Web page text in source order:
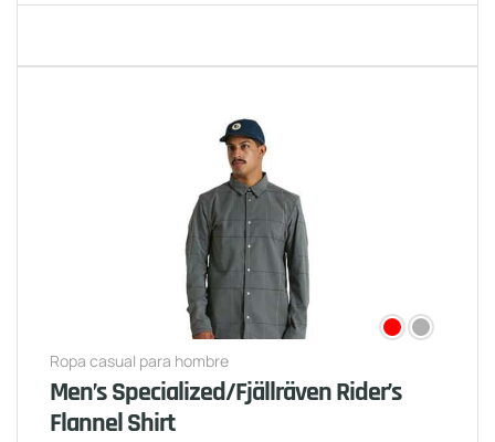
Ropa casual para hombre
Men’s Specialized/Fjällräven Rider’s
Flannel Shirt